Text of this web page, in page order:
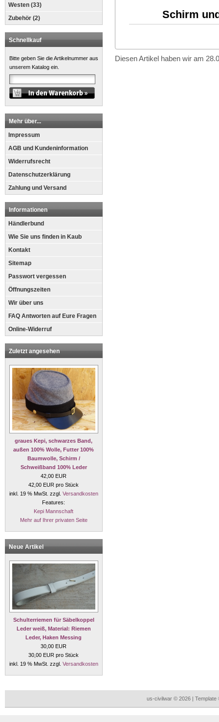
Westen (33)
Zubehör (2)
Schnellkauf
Bitte geben Sie die Artikelnummer aus
unserem Katalog ein.
Mehr über...
Impressum
AGB und Kundeninformation
Widerrufsrecht
Datenschutzerklärung
Zahlung und Versand
Informationen
Händlerbund
Wie Sie uns finden in Kaub
Kontakt
Sitemap
Passwort vergessen
Öffnungszeiten
Wir über uns
FAQ Antworten auf Eure Fragen
Online-Widerruf
Zuletzt angesehen
graues Kepi, schwarzes Band,
außen 100% Wolle, Futter 100%
Baumwolle, Schirm /
Schweißband 100% Leder
42,00 EUR
42,00 EUR pro Stück
inkl. 19 % MwSt. zzgl. Versandkosten
Features:
Kepi Mannschaft
Mehr auf Ihrer privaten Seite
Neue Artikel
Schulterriemen für Säbelkoppel
Leder weiß, Material: Riemen
Leder, Haken Messing
30,00 EUR
30,00 EUR pro Stück
inkl. 19 % MwSt. zzgl. Versandkosten
Schirm
Diesen Artikel haben wir am
us-civilwar © 2026 |